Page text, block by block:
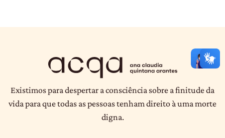
Existimos para despertar a consciência sobre a finitude da
vida para que todas as pessoas tenham direito à uma morte
digna.